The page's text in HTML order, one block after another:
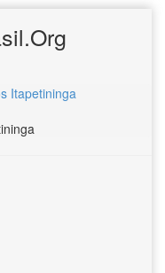
Itapetininga